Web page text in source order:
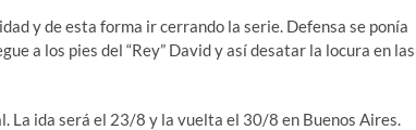
y de esta forma ir cerrando la serie. Defensa se ponía
a los pies del “Rey” David y así desatar la locura en las
La ida será el 23/8 y la vuelta el 30/8 en Buenos Aires.